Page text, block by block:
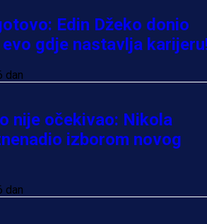
Edin Džeko donio
gdje nastavlja
dan
nije očekivao: Nikola
izborom novog
dan